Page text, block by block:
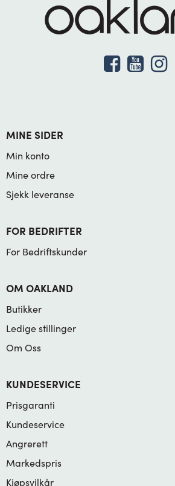
MINE SIDER
Min konto
Mine ordre
Sjekk leveranse
FOR BEDRIFTER
For Bedriftskunder
OM OAKLAND
Butikker
Ledige stillinger
Om Oss
KUNDESERVICE
Prisgaranti
Kundeservice
Angrerett
Markedspris
Kjøpsvilkår